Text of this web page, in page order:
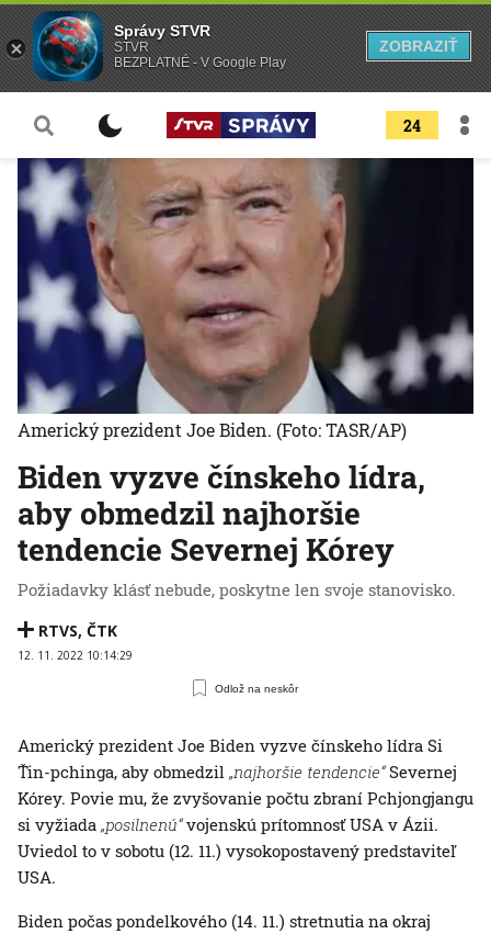
24
Biden vyzve čínskeho lídra,
aby obmedzil najhoršie
tendencie Severnej Kórey
Požiadavky klásť nebude, poskytne len svoje stanovisko.
RTVS, ČTK
12. 11. 2022 10:14:29
Odlož na neskôr
Americký prezident Joe Biden. (Foto: TASR/AP)
Americký prezident Joe Biden vyzve čínskeho lídra Si
Ťin-pchinga, aby obmedzil „najhoršie tendencie“Severnej
Kórey. Povie mu, že zvyšovanie počtu zbraní Pchjongjangu
si vyžiada „posilnenú“vojenskú prítomnosť USA v Ázii.
Uviedol to v sobotu (12. 11.) vysokopostavený predstaviteľ
USA.
Biden počas pondelkového (14. 11.) stretnutia na okraj
Správy STVR
STVR
BEZPLATNÉ - V Google Play
ZOBRAZIŤ